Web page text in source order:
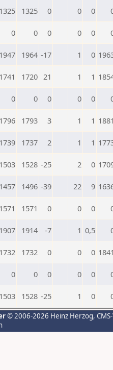
1325 1325 0 0 0
0 0 0 0 0
1947 1964 -17 1 0
1741 1720 21 1 1
0 0 0 0 0
1796 1793 3 1 1
1739 1737 2 1 1
1503 1528 -25 2 0
1457 1496 -39 22 9
1571 1571 0 0 0
1907 1914 -7 1 0,5
1732 1732 0 0 0
0 0 0 0 0
1503 1528 -25 1 0
© 2006-2026 Heinz Herzog,